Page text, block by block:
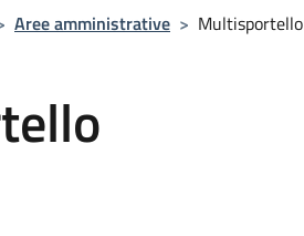
Aree amministrative > Multisportello